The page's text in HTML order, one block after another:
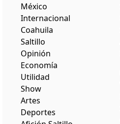
México
Internacional
Coahuila
Saltillo
Opinión
Economía
Utilidad
Show
Artes
Deportes